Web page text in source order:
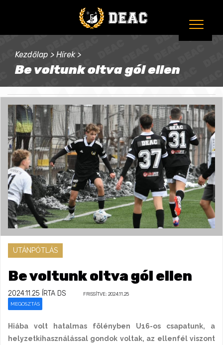
Kezdőlap > Hírek >
Be voltunk oltva gól ellen
UTÁNPÓTLÁS
Be voltunk oltva gól ellen
2024.11.25 ÍRTA DS FRISSÍTVE: 2024.11.25
MEGOSZTÁS
Hiába volt hatalmas fölényben U16-os csapatunk, a
helyzetkihasználással gondok voltak, az ellenfél viszont